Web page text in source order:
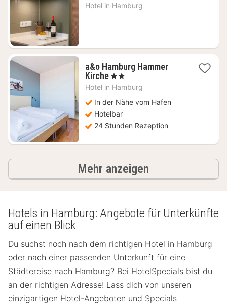
Hotel in Hamburg
a&o Hamburg Hammer
Kirche2
Nächte
83,03
€
, 2 Sterne
Hotel in Hamburg
In der Nähe vom Hafen
Hotelbar
24 Stunden Rezeption
Mehr anzeigen
Hotels in Hamburg: Angebote für Unterkünfte
auf einen Blick
Du suchst noch nach dem richtigen Hotel in Hamburg
oder nach einer passenden Unterkunft für eine
Städtereise nach Hamburg? Bei HotelSpecials bist du
an der richtigen Adresse! Lass dich von unseren
einzigartigen Hotel-Angeboten und Specials